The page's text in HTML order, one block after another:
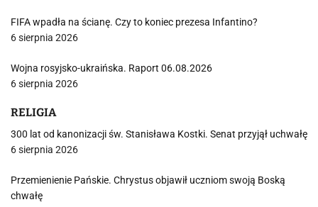
FIFA wpadła na ścianę. Czy to koniec prezesa Infantino?
6 sierpnia 2026
Wojna rosyjsko-ukraińska. Raport 06.08.2026
6 sierpnia 2026
RELIGIA
300 lat od kanonizacji św. Stanisława Kostki. Senat przyjął uchwałę
6 sierpnia 2026
Przemienienie Pańskie. Chrystus objawił uczniom swoją Boską
chwałę